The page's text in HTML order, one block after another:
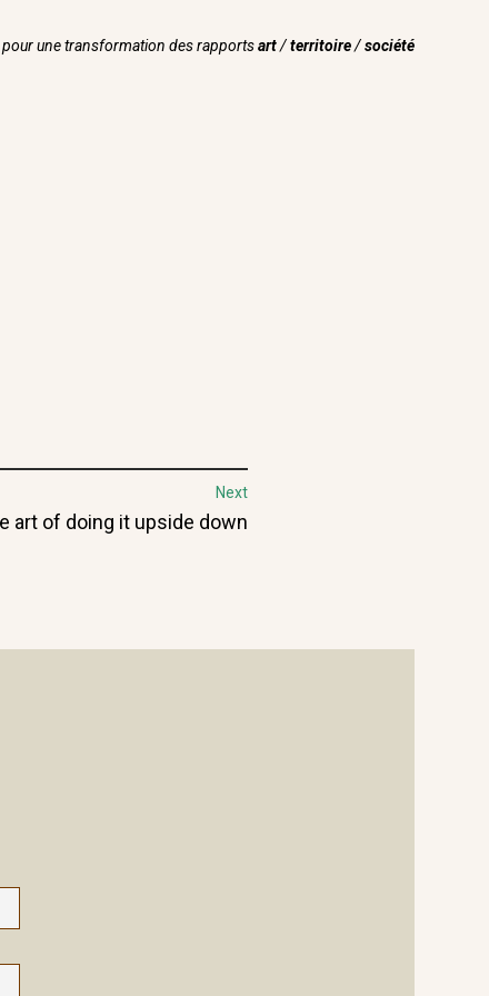
pour une transformation des rapportsart/territoire/société
Next
art of doing it upside down